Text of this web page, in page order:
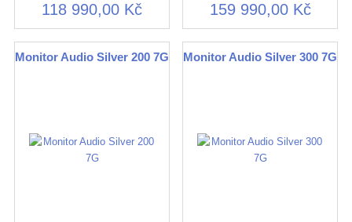
118 990,00 Kč 159 990,00 Kč
Monitor Audio Silver 200 7G Monitor Audio Silver 300 7G